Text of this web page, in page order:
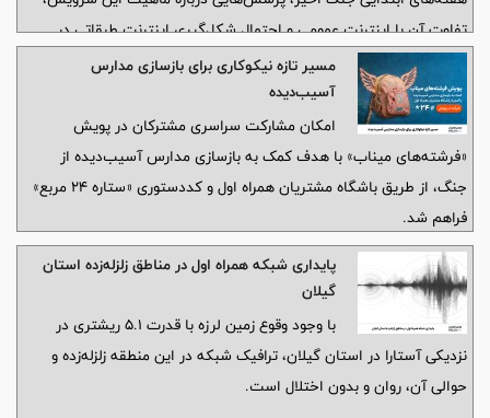
تفاوت آن با اینترنت عمومی و احتمال شکل‌گیری اینترنت طبقاتی در
فضای رسانه‌ای و افکار عمومی مطرح شده است.
مسیر تازه نیکوکاری برای بازسازی مدارس
آسیب‌دیده
امکان مشارکت سراسری مشترکان در پویش
«فرشته‌های میناب» با هدف کمک به بازسازی مدارس آسیب‌دیده از
جنگ، از طریق باشگاه مشتریان همراه اول و کددستوری «ستاره ۲۴ مربع»
فراهم شد.
پایداری شبکه همراه اول در مناطق زلزله‌زده استان
گیلان
با وجود وقوع زمین لرزه با قدرت ۵.۱ ریشتری در
نزدیکی آستارا در استان گیلان، ترافیک شبکه در این منطقه زلزله‌زده و
حوالی آن، روان و بدون اختلال است.